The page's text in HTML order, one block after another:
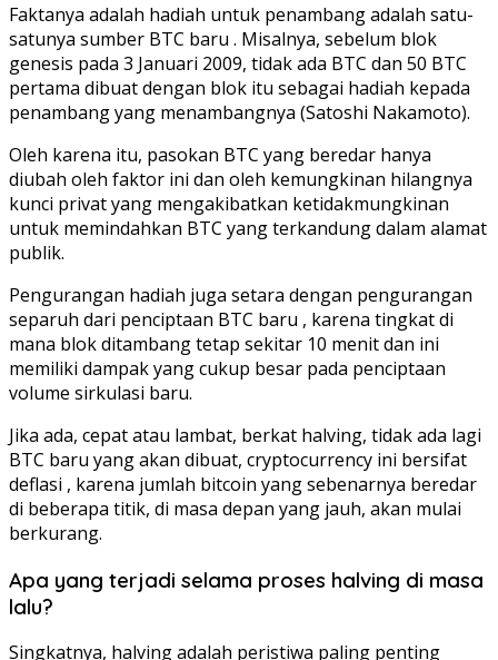
Faktanya adalah hadiah untuk penambang adalah satu-
satunya sumber BTC baru . Misalnya, sebelum blok
genesis pada 3 Januari 2009, tidak ada BTC dan 50 BTC
pertama dibuat dengan blok itu sebagai hadiah kepada
penambang yang menambangnya (Satoshi Nakamoto).
Oleh karena itu, pasokan BTC yang beredar hanya
diubah oleh faktor ini dan oleh kemungkinan hilangnya
kunci privat yang mengakibatkan ketidakmungkinan
untuk memindahkan BTC yang terkandung dalam alamat
publik.
Pengurangan hadiah juga setara dengan pengurangan
separuh dari penciptaan BTC baru , karena tingkat di
mana blok ditambang tetap sekitar 10 menit dan ini
memiliki dampak yang cukup besar pada penciptaan
volume sirkulasi baru.
Jika ada, cepat atau lambat, berkat halving, tidak ada lagi
BTC baru yang akan dibuat, cryptocurrency ini bersifat
deflasi , karena jumlah bitcoin yang sebenarnya beredar
di beberapa titik, di masa depan yang jauh, akan mulai
berkurang.
Apa yang terjadi selama proses halving di masa
lalu?
Singkatnya, halving adalah peristiwa paling penting